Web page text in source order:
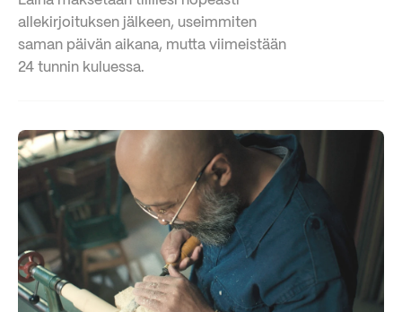
allekirjoituksen jälkeen, useimmiten
saman päivän aikana, mutta viimeistään
24 tunnin kuluessa.